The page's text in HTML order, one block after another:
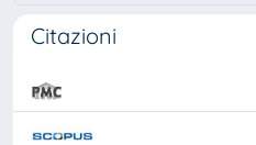
Citazioni